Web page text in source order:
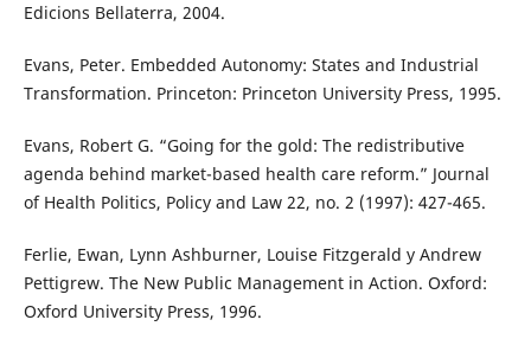
Edicions Bellaterra, 2004.
Evans, Peter. Embedded Autonomy: States and Industrial
Transformation. Princeton: Princeton University Press, 1995.
Evans, Robert G. “Going for the gold: The redistributive
agenda behind market-based health care reform.” Journal
of Health Politics, Policy and Law 22, no. 2 (1997): 427-465.
Ferlie, Ewan, Lynn Ashburner, Louise Fitzgerald y Andrew
Pettigrew. The New Public Management in Action. Oxford:
Oxford University Press, 1996.